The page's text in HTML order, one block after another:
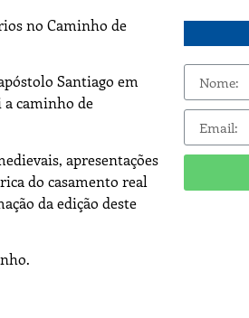
no Caminho de
Santiago em
a caminho de
apresentações
do casamento real
da edição deste